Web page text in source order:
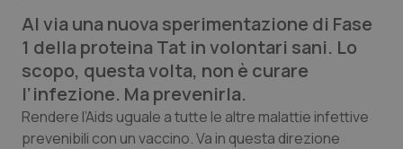
Scienza e Farmaci
Studi e Analisi
Lettere al direttore
Al via una nuova sperimentazione di Fase
1 della proteina Tat in volontari sani. Lo
scopo, questa volta, non è curare
l’infezione. Ma prevenirla.
Rendere l’Aids uguale a tutte le altre malattie infettive
prevenibili con un vaccino. Va in questa direzione